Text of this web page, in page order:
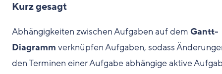
Kurz gesagt
Abhängigkeiten zwischen Aufgaben auf dem Gantt-
Diagramm verknüpfen Aufgaben, sodass
den Terminen einer Aufgabe abhängige aktive